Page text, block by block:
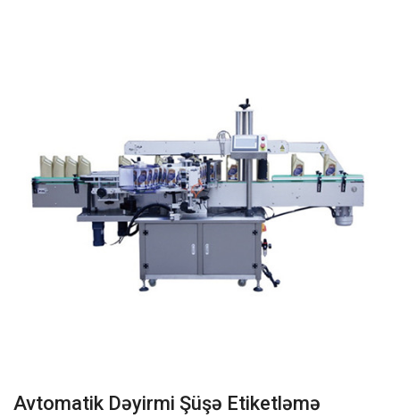
Avtomatik Dəyirmi Şüşə Etiketləmə